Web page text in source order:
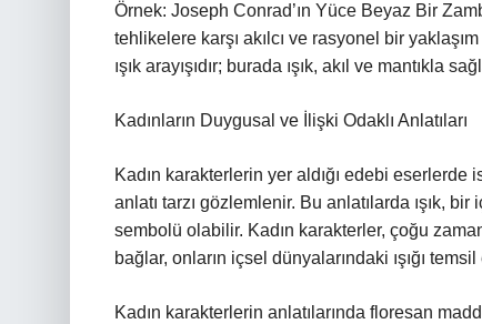
Örnek: Joseph Conrad’ın Yüce Beyaz Bir
tehlikelere karşı akılcı ve rasyonel bir
ışık arayışıdır; burada ışık, akıl ve mantıkla
Kadınların Duygusal ve İlişki Odaklı Anlatıları
Kadın karakterlerin yer aldığı edebi
anlatı tarzı gözlemlenir. Bu anlatılarda ışık,
sembolü olabilir. Kadın karakterler, çoğu
bağlar, onların içsel dünyalarındaki ışığı temsil
Kadın karakterlerin anlatılarında floresan